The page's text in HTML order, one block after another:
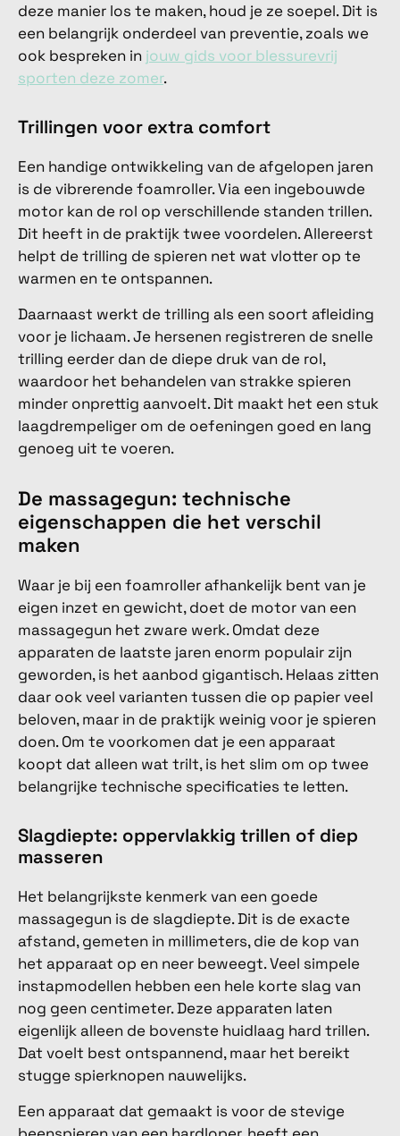
deze manier los te maken, houd je ze soepel. Dit is
een belangrijk onderdeel van preventie, zoals we
ook bespreken in jouw gids voor blessurevrij
sporten deze zomer.
Trillingen voor extra comfort
Een handige ontwikkeling van de afgelopen jaren
is de vibrerende foamroller. Via een ingebouwde
motor kan de rol op verschillende standen trillen.
Dit heeft in de praktijk twee voordelen. Allereerst
helpt de trilling de spieren net wat vlotter op te
warmen en te ontspannen.
Daarnaast werkt de trilling als een soort afleiding
voor je lichaam. Je hersenen registreren de snelle
trilling eerder dan de diepe druk van de rol,
waardoor het behandelen van strakke spieren
minder onprettig aanvoelt. Dit maakt het een stuk
laagdrempeliger om de oefeningen goed en lang
genoeg uit te voeren.
De massagegun: technische
eigenschappen die het verschil
maken
Waar je bij een foamroller afhankelijk bent van je
eigen inzet en gewicht, doet de motor van een
massagegun het zware werk. Omdat deze
apparaten de laatste jaren enorm populair zijn
geworden, is het aanbod gigantisch. Helaas zitten
daar ook veel varianten tussen die op papier veel
beloven, maar in de praktijk weinig voor je spieren
doen. Om te voorkomen dat je een apparaat
koopt dat alleen wat trilt, is het slim om op twee
belangrijke technische specificaties te letten.
Slagdiepte: oppervlakkig trillen of diep
masseren
Het belangrijkste kenmerk van een goede
massagegun is de slagdiepte. Dit is de exacte
afstand, gemeten in millimeters, die de kop van
het apparaat op en neer beweegt. Veel simpele
instapmodellen hebben een hele korte slag van
nog geen centimeter. Deze apparaten laten
eigenlijk alleen de bovenste huidlaag hard trillen.
Dat voelt best ontspannend, maar het bereikt
stugge spierknopen nauwelijks.
Een apparaat dat gemaakt is voor de stevige